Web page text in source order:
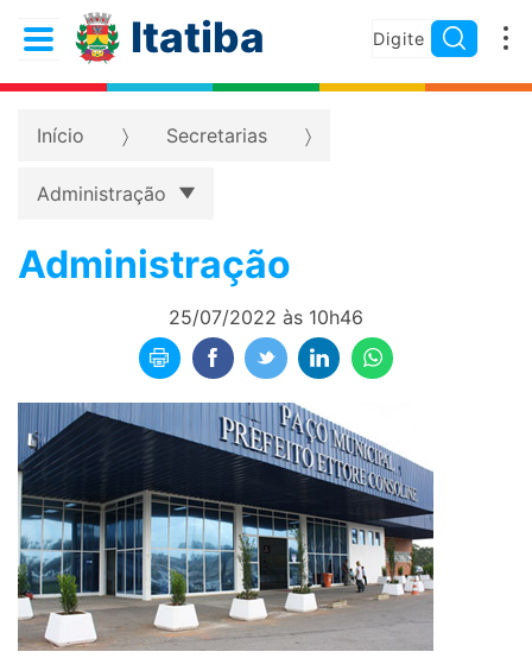
Itatiba
Início Secretarias
Administração
Administração
25/07/2022 às 10h46